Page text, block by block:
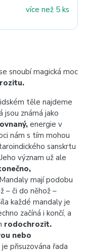
více než 5 ks
snoubí magická moc
těle najdeme
jsou známá jako
energie v
nám s tím mohou
sanskrtu
Jeho význam už ale
Mandaly mají podobu
– či do něhož –
každé mandaly je
začíná i končí, a
rodochrozit.
nebo
je přisuzována řada